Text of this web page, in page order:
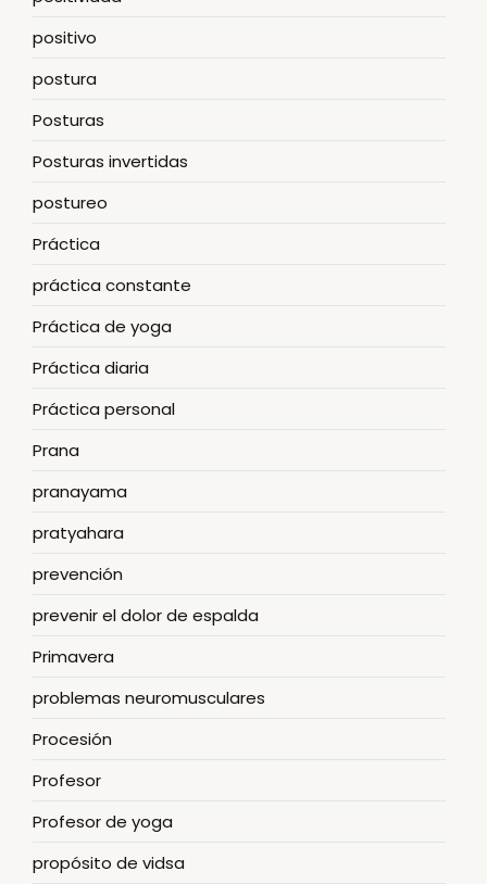
positivo
postura
Posturas
Posturas invertidas
postureo
Práctica
práctica constante
Práctica de yoga
Práctica diaria
Práctica personal
Prana
pranayama
pratyahara
prevención
prevenir el dolor de espalda
Primavera
problemas neuromusculares
Procesión
Profesor
Profesor de yoga
propósito de vidsa